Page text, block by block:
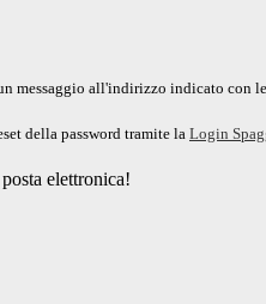
messaggio all'indirizzo indicato con
della password tramite la Login
elettronica!